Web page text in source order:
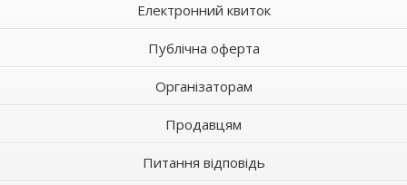
Електронний квиток
Публічна оферта
Організаторам
Продавцям
Питання відповідь